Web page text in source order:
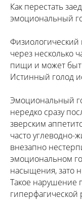
Как перестать
эмоциональный
Физиологический
через несколько
пищи и может
Истинный голод
Эмоциональный
нередко сразу
зверским
часто
внезапно
эмоциональном
насыщения, зато
Такое нарушение
гиперфагической